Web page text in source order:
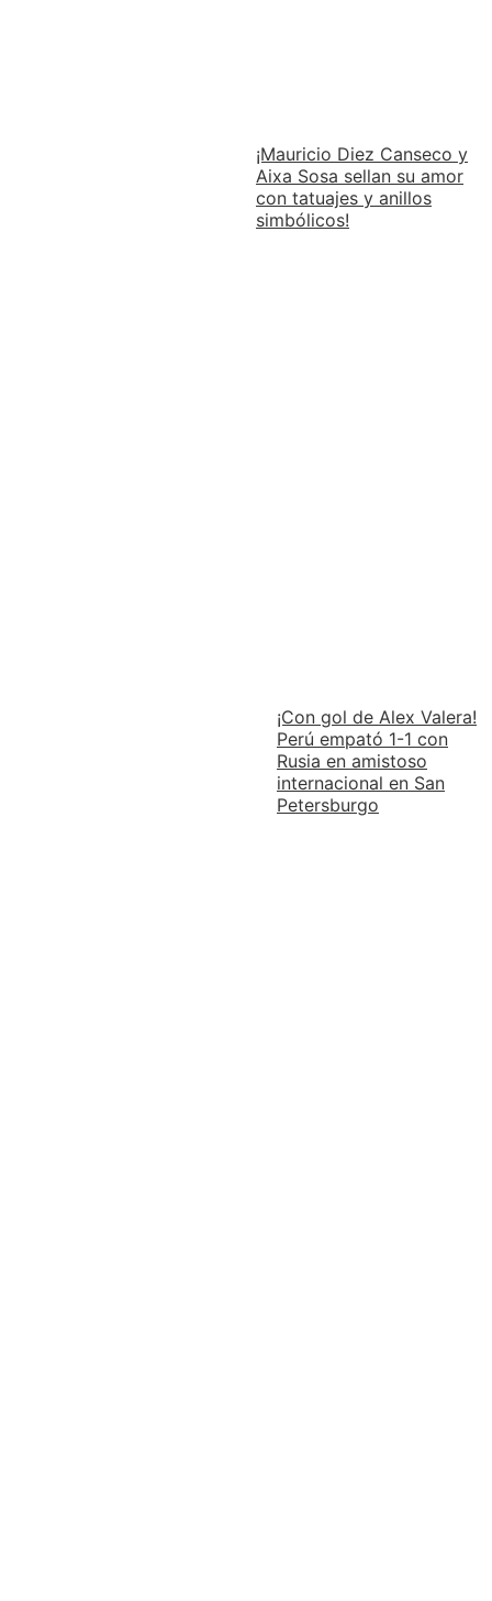
¡Mauricio Diez Canseco y
Aixa Sosa sellan su amor
con tatuajes y anillos
simbólicos!
¡Con gol de Alex Valera!
Perú empató 1-1 con
Rusia en amistoso
internacional en San
Petersburgo